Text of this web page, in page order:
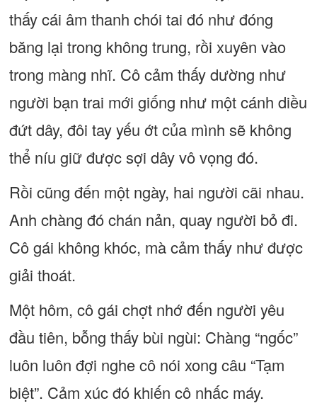
thấy cái âm thanh chói tai đó như đóng
băng lại trong không trung, rồi xuyên vào
trong màng nhĩ. Cô cảm thấy dường như
người bạn trai mới giống như một cánh diều
đứt dây, đôi tay yếu ớt của mình sẽ không
thể níu giữ được sợi dây vô vọng đó.
Rồi cũng đến một ngày, hai người cãi nhau.
Anh chàng đó chán nản, quay người bỏ đi.
Cô gái không khóc, mà cảm thấy như được
giải thoát.
Một hôm, cô gái chợt nhớ đến người yêu
đầu tiên, bỗng thấy bùi ngùi: Chàng “ngốc”
luôn luôn đợi nghe cô nói xong câu “Tạm
biệt”. Cảm xúc đó khiến cô nhấc máy.